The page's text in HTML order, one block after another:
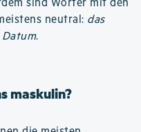
sind Wörter mit den
neutral: das
Datum.
maskulin?